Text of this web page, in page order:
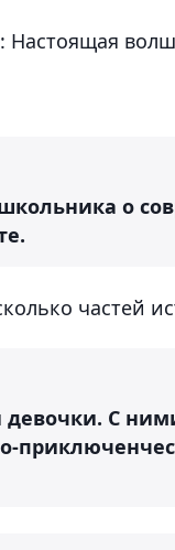
о
частей
девочки. С